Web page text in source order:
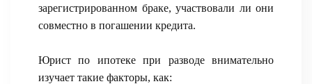
зарегистрированном браке, участвовали ли они
совместно в погашении кредита.
Юрист по ипотеке при разводе внимательно
изучает такие факторы, как: